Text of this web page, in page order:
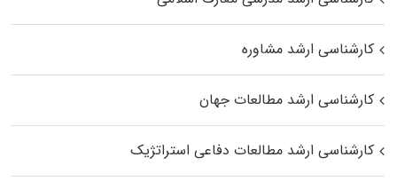
کارشناسی ارشد مشاوره
کارشناسی ارشد مطالعات جهان
کارشناسی ارشد مطالعات دفاعی استراتژیک